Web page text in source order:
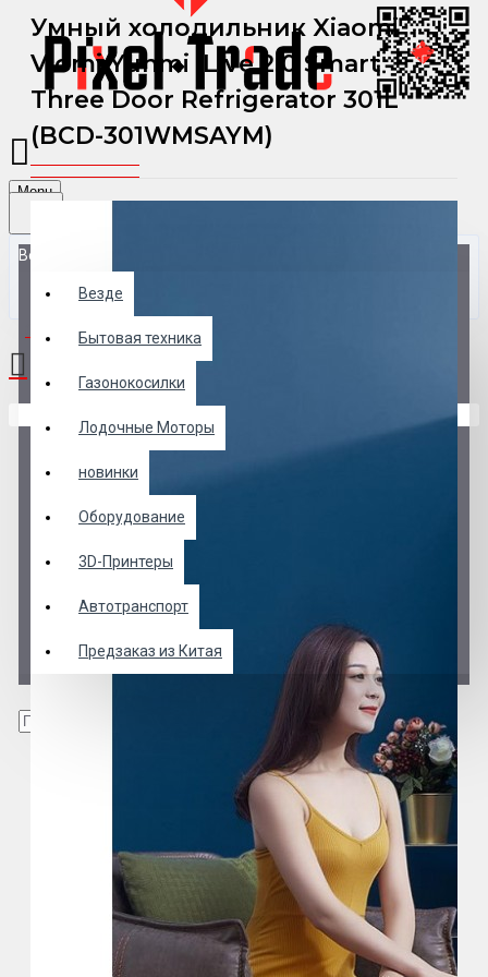
Menu
Везде
Везде
Бытовая техника
Газонокосилки
Лодочные Моторы
новинки
Оборудование
3D-Принтеры
Автотранспорт
Предзаказ из Китая
0 товар(ов) - 0 р.
Умный холодильник Xiaomi
Viomi Yunmi iLive 2.0 Smart
Three Door Refrigerator 301L
(BCD-301WMSAYM)